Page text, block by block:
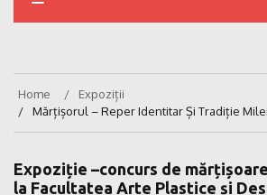
Home
Expoziții
Mărțișorul – Reper Identitar Și Tradiție
Expoziție –concurs de mărțișoare
la Facultatea Arte Plastice și